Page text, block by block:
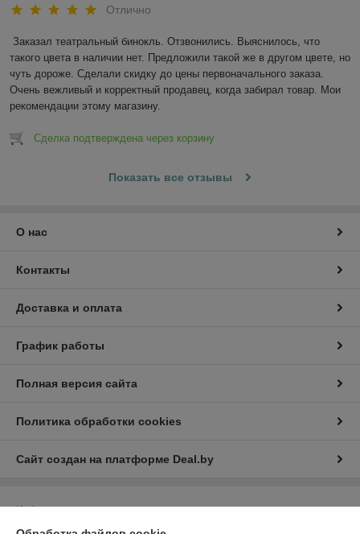
Отлично
Заказал театральный бинокль. Отзвонились. Выяснилось, что
такого цвета в наличии нет. Предложили такой же в другом цвете, но
чуть дороже. Сделали скидку до цены первоначального заказа.
Очень вежливый и корректный продавец, когда забирал товар. Мои
рекомендации этому магазину.
Сделка подтверждена через корзину
Показать все отзывы
О нас
Контакты
Доставка и оплата
График работы
Полная версия сайта
Политика обработки cookies
Сайт создан на платформе Deal.by
Информация для покупателя